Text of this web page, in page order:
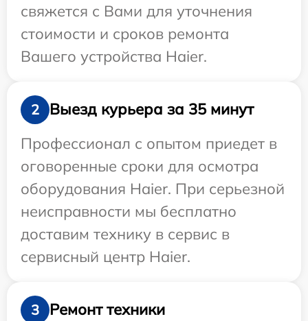
свяжется с Вами для уточнения
стоимости и сроков ремонта
Вашего устройства Haier.
2
Выезд курьера за 35 минут
Профессионал с опытом приедет в
оговоренные сроки для осмотра
оборудования Haier. При серьезной
неисправности мы бесплатно
доставим технику в сервис в
сервисный центр Haier.
3 Ремонт техники